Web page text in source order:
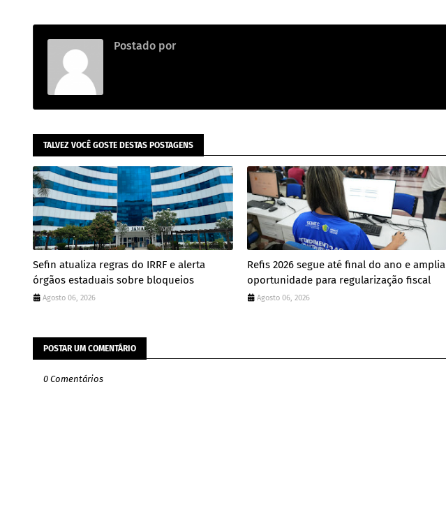
Postado por
TALVEZ VOCÊ GOSTE DESTAS POSTAGENS
Sefin atualiza regras do IRRF e alerta
órgãos estaduais sobre bloqueios
Agosto 06, 2026
Refis 2026 segue até final do ano e amplia
oportunidade para regularização fiscal
Agosto 06, 2026
POSTAR UM COMENTÁRIO
0 Comentários